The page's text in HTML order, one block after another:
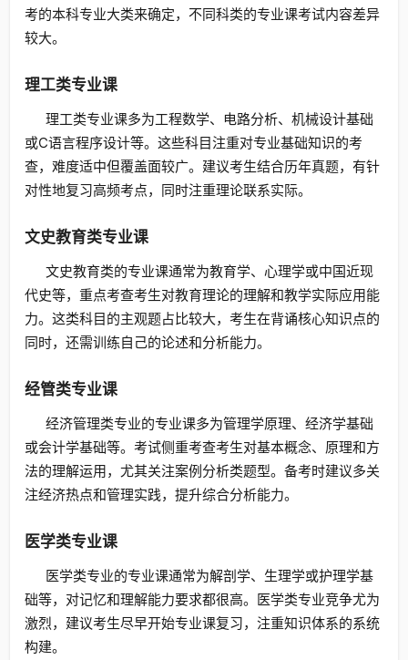
考的本科专业大类来确定，不同科类的专业课考试内容差异
较大。
理工类专业课
理工类专业课多为工程数学、电路分析、机械设计基础
或C语言程序设计等。这些科目注重对专业基础知识的考
查，难度适中但覆盖面较广。建议考生结合历年真题，有针
对性地复习高频考点，同时注重理论联系实际。
文史教育类专业课
文史教育类的专业课通常为教育学、心理学或中国近现
代史等，重点考查考生对教育理论的理解和教学实际应用能
力。这类科目的主观题占比较大，考生在背诵核心知识点的
同时，还需训练自己的论述和分析能力。
经管类专业课
经济管理类专业的专业课多为管理学原理、经济学基础
或会计学基础等。考试侧重考查考生对基本概念、原理和方
法的理解运用，尤其关注案例分析类题型。备考时建议多关
注经济热点和管理实践，提升综合分析能力。
医学类专业课
医学类专业的专业课通常为解剖学、生理学或护理学基
础等，对记忆和理解能力要求都很高。医学类专业竞争尤为
激烈，建议考生尽早开始专业课复习，注重知识体系的系统
构建。